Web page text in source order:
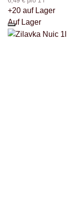
+20 auf Lager
Auf Lager